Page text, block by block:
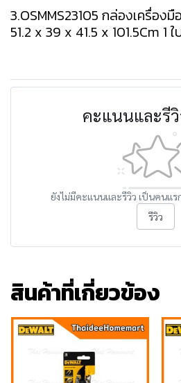
3.OSMMS23105 กล่องเครื่อง
51.2 x 39 x 41.5 x 101.5Cm 1 ใ
คะแนนและรี
ยังไม่มีคะแนนและรีวิว เป็นคนแ
รีวิว
สินค้าที่เกี่ยวข้อง